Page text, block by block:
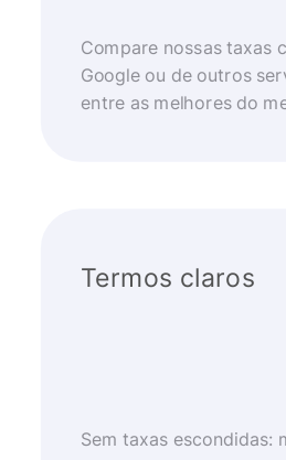
Compare nossas taxas
Google ou de outros
entre as melhores do
Termos claros
Sem taxas escondidas: